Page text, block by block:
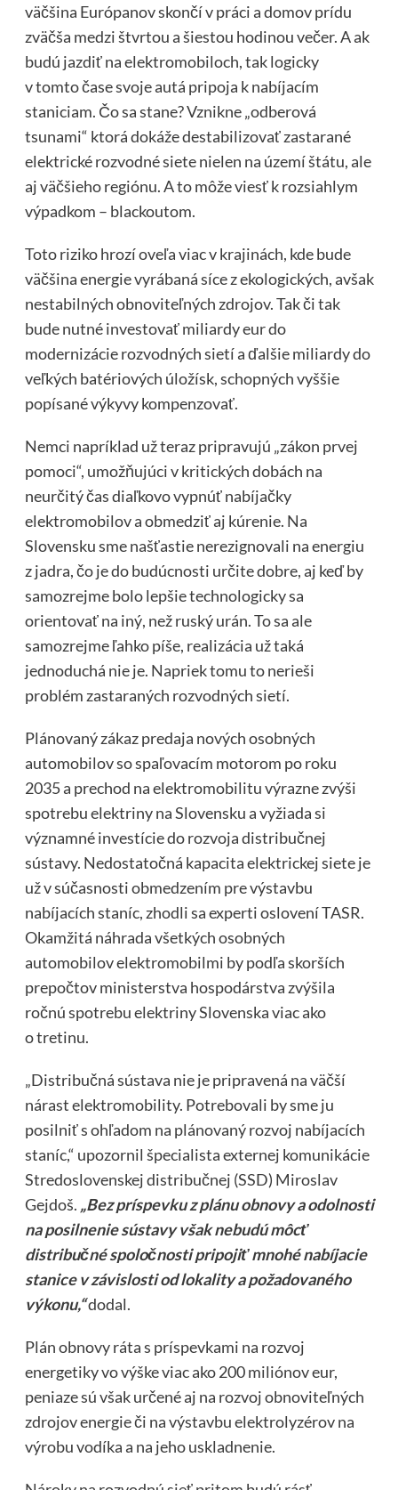
väčšina Európanov skončí v práci a domov prídu
zväčša medzi štvrtou a šiestou hodinou večer. A ak
budú jazdiť na elektromobiloch, tak logicky
v tomto čase svoje autá pripoja k nabíjacím
staniciam. Čo sa stane? Vznikne „odberová
tsunami“ ktorá dokáže destabilizovať zastarané
elektrické rozvodné siete nielen na území štátu, ale
aj väčšieho regiónu. A to môže viesť k rozsiahlym
výpadkom – blackoutom.
Toto riziko hrozí oveľa viac v krajinách, kde bude
väčšina energie vyrábaná síce z ekologických, avšak
nestabilných obnoviteľných zdrojov. Tak či tak
bude nutné investovať miliardy eur do
modernizácie rozvodných sietí a ďalšie miliardy do
veľkých batériových úložísk, schopných vyššie
popísané výkyvy kompenzovať.
Nemci napríklad už teraz pripravujú „zákon prvej
pomoci“, umožňujúci v kritických dobách na
neurčitý čas diaľkovo vypnúť nabíjačky
elektromobilov a obmedziť aj kúrenie. Na
Slovensku sme našťastie nerezignovali na energiu
z jadra, čo je do budúcnosti určite dobre, aj keď by
samozrejme bolo lepšie technologicky sa
orientovať na iný, než ruský urán. To sa ale
samozrejme ľahko píše, realizácia už taká
jednoduchá nie je. Napriek tomu to nerieši
problém zastaraných rozvodných sietí.
Plánovaný zákaz predaja nových osobných
automobilov so spaľovacím motorom po roku
2035 a prechod na elektromobilitu výrazne zvýši
spotrebu elektriny na Slovensku a vyžiada si
významné investície do rozvoja distribučnej
sústavy. Nedostatočná kapacita elektrickej siete je
už v súčasnosti obmedzením pre výstavbu
nabíjacích staníc, zhodli sa experti oslovení TASR.
Okamžitá náhrada všetkých osobných
automobilov elektromobilmi by podľa skorších
prepočtov ministerstva hospodárstva zvýšila
ročnú spotrebu elektriny Slovenska viac ako
o tretinu.
„Distribučná sústava nie je pripravená na väčší
nárast elektromobility. Potrebovali by sme ju
posilniť s ohľadom na plánovaný rozvoj nabíjacích
staníc,“ upozornil špecialista externej komunikácie
Stredoslovenskej distribučnej (SSD) Miroslav
Gejdoš. „Bez príspevku z plánu obnovy a odolnosti
na posilnenie sústavy však nebudú môcť
distribučné spoločnosti pripojiť mnohé nabíjacie
stanice v závislosti od lokality a požadovaného
výkonu,“dodal.
Plán obnovy ráta s príspevkami na rozvoj
energetiky vo výške viac ako 200 miliónov eur,
peniaze sú však určené aj na rozvoj obnoviteľných
zdrojov energie či na výstavbu elektrolyzérov na
výrobu vodíka a na jeho uskladnenie.